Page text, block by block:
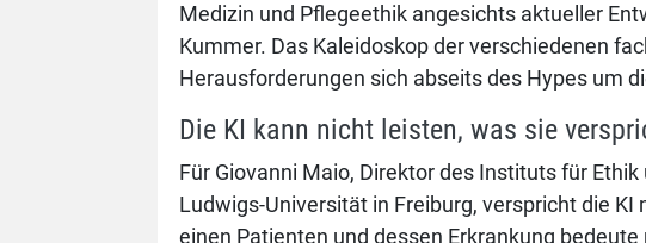
Medizin und Pflegeethik angesichts aktueller
Kummer. Das Kaleidoskop der verschiedenen
Herausforderungen sich abseits des Hypes um
Die KI kann nicht leisten, was sie
Für Giovanni Maio, Direktor des Instituts für
Ludwigs-Universität in Freiburg, verspricht die
einen Patienten und dessen Erkrankung